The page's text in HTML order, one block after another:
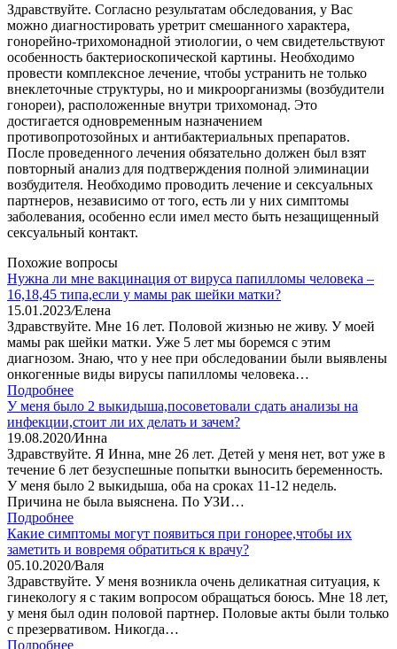
Здравствуйте. Согласно результатам обследования, у Вас
можно диагностировать уретрит смешанного характера,
гонорейно-трихомонадной этиологии, о чем свидетельствуют
особенность бактериоскопической картины. Необходимо
провести комплексное лечение, чтобы устранить не только
внеклеточные структуры, но и микроорганизмы (возбудители
гонореи), расположенные внутри трихомонад. Это
достигается одновременным назначением
противопротозойных и антибактериальных препаратов.
После проведенного лечения обязательно должен был взят
повторный анализ для подтверждения полной элиминации
возбудителя. Необходимо проводить лечение и сексуальных
партнеров, независимо от того, есть ли у них симптомы
заболевания, особенно если имел место быть незащищенный
сексуальный контакт.
Похожие вопросы
Нужна ли мне вакцинация от вируса папилломы человека –
16,18,45 типа,если у мамы рак шейки матки?
15.01.2023/Елена
Здравствуйте. Мне 16 лет. Половой жизнью не живу. У моей
мамы рак шейки матки. Уже 5 лет мы боремся с этим
диагнозом. Знаю, что у нее при обследовании были выявлены
онкогенные виды вирусы папилломы человека…
Подробнее
У меня было 2 выкидыша,посоветовали сдать анализы на
инфекции,стоит ли их делать и зачем?
19.08.2020/Инна
Здравствуйте. Я Инна, мне 26 лет. Детей у меня нет, вот уже в
течение 6 лет безуспешные попытки выносить беременность.
У меня было 2 выкидыша, оба на сроках 11-12 недель.
Причина не была выяснена. По УЗИ…
Подробнее
Какие симптомы могут появиться при гонорее,чтобы их
заметить и вовремя обратиться к врачу?
05.10.2020/Валя
Здравствуйте. У меня возникла очень деликатная ситуация, к
гинекологу я с таким вопросом обращаться боюсь. Мне 18 лет,
у меня был один половой партнер. Половые акты были только
с презервативом. Никогда…
Подробнее